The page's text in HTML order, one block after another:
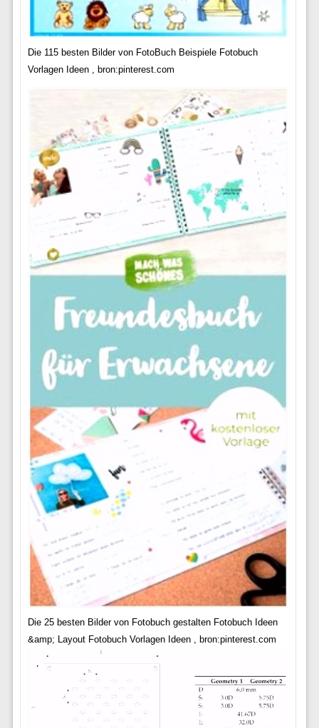
Die 115 besten Bilder von FotoBuch Beispiele Fotobuch
Vorlagen Ideen , bron:pinterest.com
Die 25 besten Bilder von Fotobuch gestalten Fotobuch Ideen
&amp; Layout Fotobuch Vorlagen Ideen , bron:pinterest.com